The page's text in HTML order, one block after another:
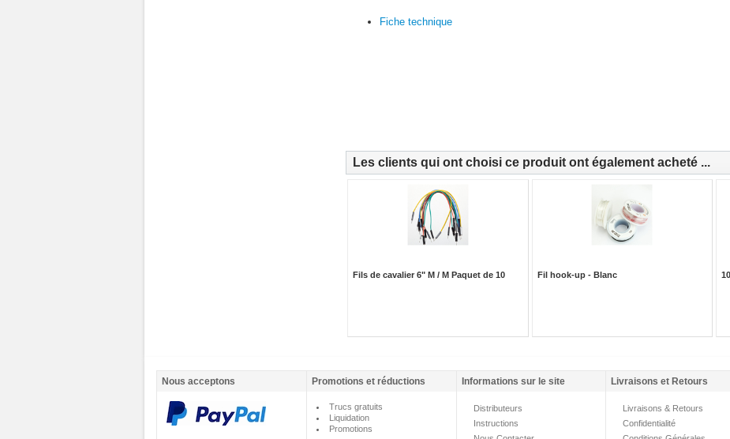
Fiche technique
Les clients qui ont choisi ce produit ont également acheté ...
Fils de cavalier 6" M / M Paquet de 10 Fil hook-up - Blanc
Nous acceptons Promotions et réductions Informations sur le site Livraisons et Retours
Trucs gratuits
Liquidation
Promotions
Distributeurs
Instructions
Livraisons & Retours
Confidentialité